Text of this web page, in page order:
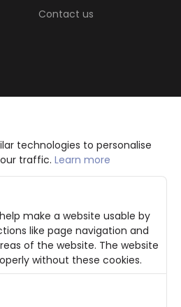
technologies to personalise
traffic. Learn more
make a website usable by
like page navigation and
of the website. The website
without these cookies.
Contact us
darba ņēmēju piesaistei.
pakalpojuma izstrāde, kas
lietotņu un pašapkalpošanās
rezultatā plānota
izveide pakalpojumu